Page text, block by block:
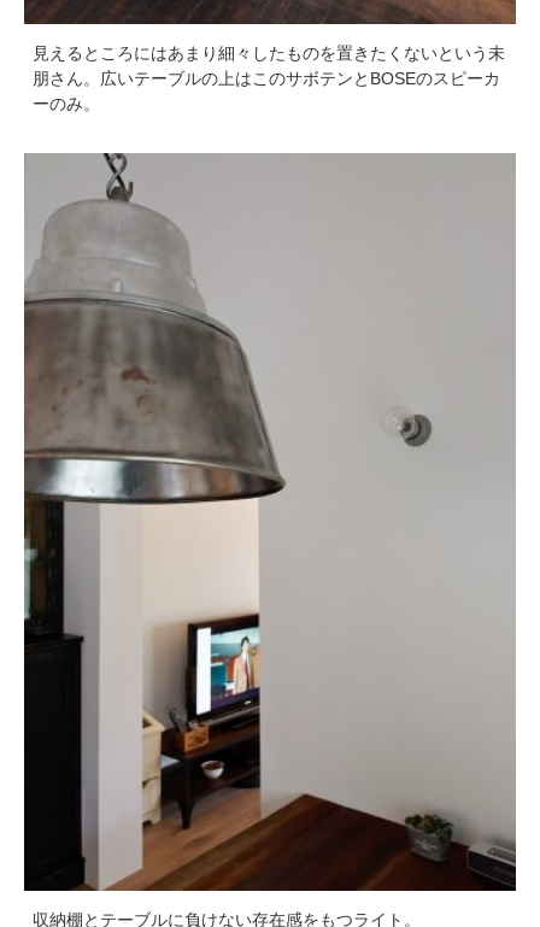
見えるところにはあまり細々したものを置きたくないという未
朋さん。広いテーブルの上はこのサボテンとBOSEのスピーカ
ーのみ。
収納棚とテーブルに負けない存在感をもつライト。